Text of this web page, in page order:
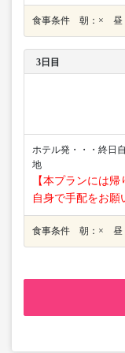
食事条件 朝：× 昼
3日目
ホテル発・・・終日
地
【本プランには
自身で手配をお願
食事条件 朝：× 昼